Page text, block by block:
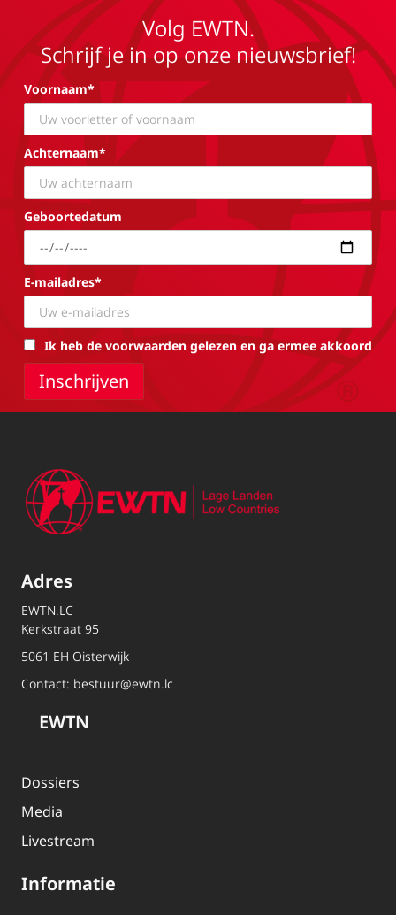
Volg EWTN.
Schrijf je in op onze nieuwsbrief!
Voornaam*
Achternaam*
Geboortedatum
E-mailadres*
Ik heb de voorwaarden gelezen en ga ermee akkoord
Adres
EWTN.LC
Kerkstraat 95
5061 EH Oisterwijk
Contact: bestuur@ewtn.lc
EWTN
Dossiers
Media
Livestream
Informatie